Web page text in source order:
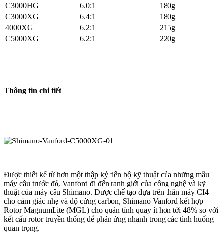
C3000HG 6.0:1
180g
C3000XG
6.4:1
180g
4000XG
6.2:1
215g
C5000XG
6.2:1 220g
Thông tin chi tiết
Được thiết kế từ hơn một thập kỷ tiến bộ kỹ thuật của những mẫu
máy câu trước đó, Vanford đi đến ranh giới của công nghệ và kỹ
thuật của máy câu Shimano. Được chế tạo dựa trên thân máy CI4 +
cho cảm giác nhẹ và độ cứng carbon, Shimano Vanford kết hợp
Rotor MagnumLite (MGL) cho quán tính quay ít hơn tới 48% so với
kết cấu rotor truyền thống để phản ứng nhanh trong các tình huống
quan trọng.